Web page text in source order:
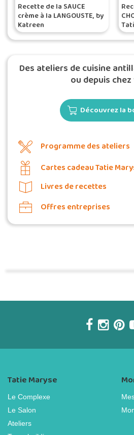
Recette de la SAUCE
crème à la LANGOUSTE, by
Katreen
Des ateliers de cuisine
ou depuis chez
Découvrez la
Programme des ateliers
Cartes cadeau Tatie
Livres de recettes
Offres entreprises
Tatie Maryse
Le Complexe
Le Salon
Ateliers